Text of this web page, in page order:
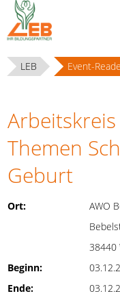
LEB Event-
Themen
Geburt
Ort:
AWO
38440
Beginn:
Ende: